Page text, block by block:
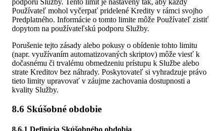
podporu Služby. Tento limit je nastavený tak, aby každý
Používateľ mohol vyčerpať pridelené Kredity v rámci svojho
Predplatného. Informácie o tomto limite môže Používateľ zistiť
dopytom na používateľskú podporu Služby.
Porušenie tejto zásady alebo pokusy o obídenie tohto limitu
(napr. využívaním automatizovaných skriptov) môže viesť k
dočasnému či trvalému obmedzeniu prístupu k Službe alebo
strate Kreditov bez náhrady. Poskytovateľ si vyhradzuje právo
tieto limity upravovať v záujme zachovania dostupnosti a
kvality Služby.
8.6 Skúšobné obdobie
8.6.1 Definícia Skúšobného obdobia